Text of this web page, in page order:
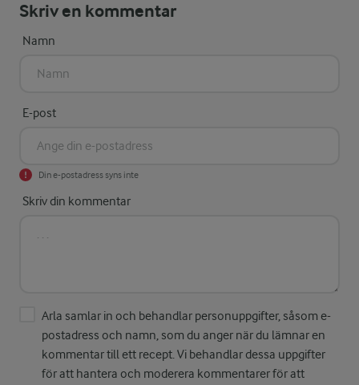
Skriv en kommentar
Namn
E-post
Din e-postadress syns inte
Skriv din kommentar
Arla samlar in och behandlar personuppgifter, såsom e-
postadress och namn, som du anger när du lämnar en
kommentar till ett recept. Vi behandlar dessa uppgifter
för att hantera och moderera kommentarer för att